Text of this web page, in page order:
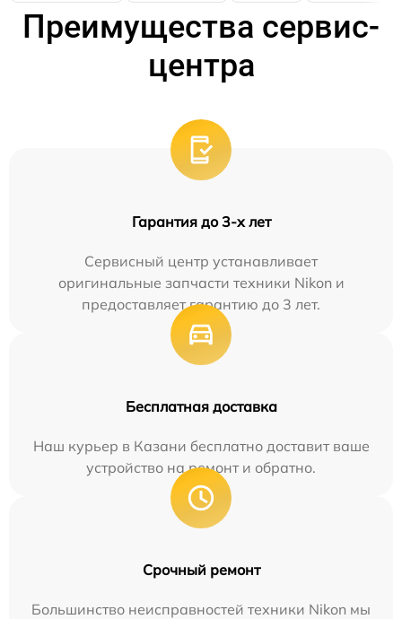
Преимущества сервис-
центра
Гарантия до 3-х лет
Сервисный центр устанавливает
оригинальные запчасти техники Nikon и
предоставляет гарантию до 3 лет.
Бесплатная доставка
Наш курьер в Казани бесплатно доставит ваше
устройство на ремонт и обратно.
Срочный ремонт
Большинство неисправностей техники Nikon мы